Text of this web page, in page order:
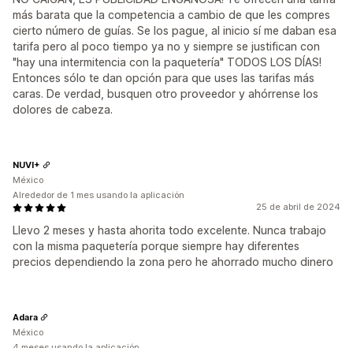
más barata que la competencia a cambio de que les compres
cierto número de guías. Se los pague, al inicio sí me daban esa
tarifa pero al poco tiempo ya no y siempre se justifican con
"hay una intermitencia con la paquetería" TODOS LOS DÍAS!
Entonces sólo te dan opción para que uses las tarifas más
caras. De verdad, busquen otro proveedor y ahórrense los
dolores de cabeza.
25 de abril de 2024
Llevo 2 meses y hasta ahorita todo excelente. Nunca trabajo
con la misma paquetería porque siempre hay diferentes
precios dependiendo la zona pero he ahorrado mucho dinero
NUVI+
México
Alrededor de 1 mes usando la aplicación
Adara
México